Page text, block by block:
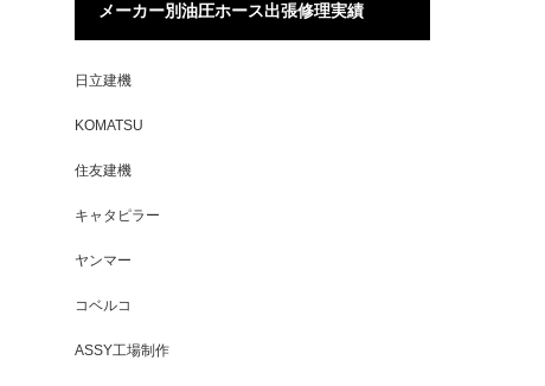
メーカー別油圧ホース出張修理実績
日立建機
KOMATSU
住友建機
キャタピラー
ヤンマー
コベルコ
ASSY工場制作